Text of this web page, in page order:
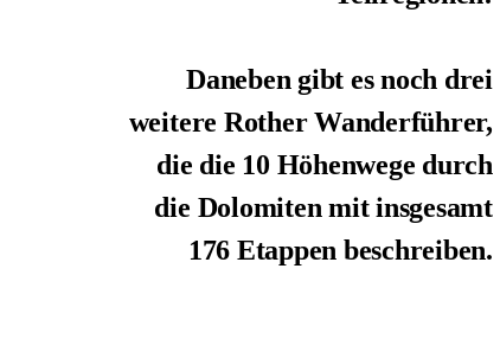
Daneben gibt es noch drei
weitere Rother Wanderführer,
die die 10 Höhenwege durch
die Dolomiten mit insgesamt
176 Etappen beschreiben.